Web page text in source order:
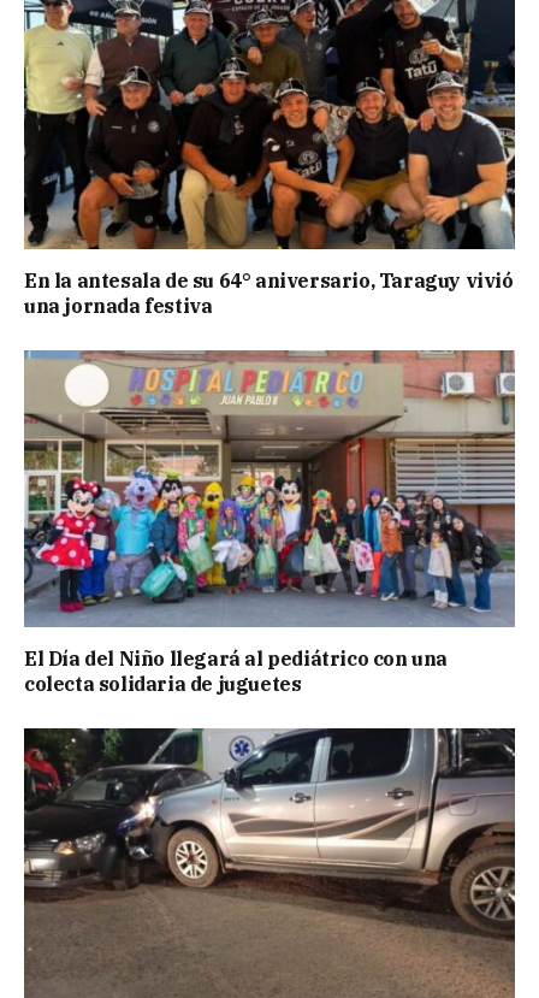
En la antesala de su 64° aniversario, Taraguy vivió
una jornada festiva
El Día del Niño llegará al pediátrico con una
colecta solidaria de juguetes